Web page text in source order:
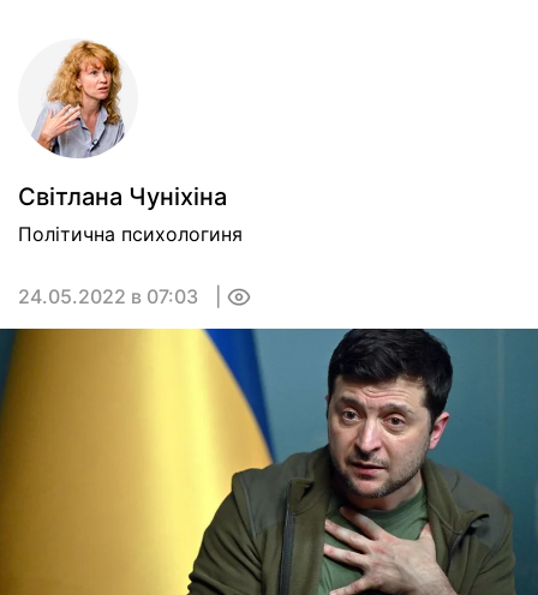
Світлана Чуніхіна
Політична психологиня
24.05.2022 в 07:03